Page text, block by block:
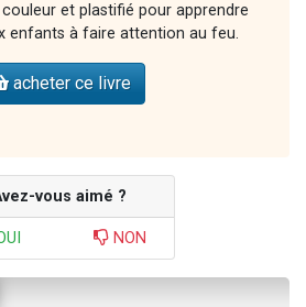
et plastifié pour apprendre
enfants à faire attention au feu.
acheter ce livre
vous aimé ?
NON